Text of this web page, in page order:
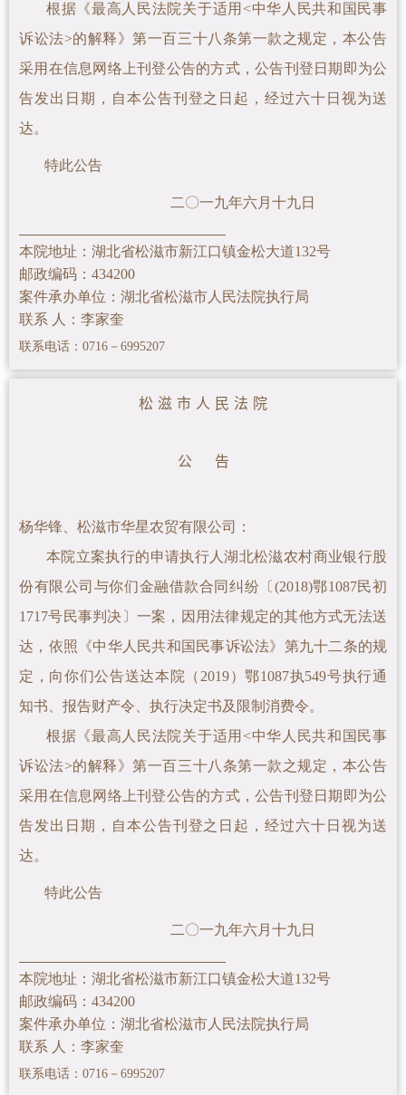
根据《最高人民法院关于适用<中华人民共和国民事
诉讼法>的解释》第一百三十八条第一款之规定，本公告
采用在信息网络上刊登公告的方式，公告刊登日期即为公
告发出日期，自本公告刊登之日起，经过六十日视为送
达。
特此公告
二〇一九年六月十九日
本院地址：湖北省松滋市新江口镇金松大道132号
邮政编码：434200
案件承办单位：湖北省松滋市人民法院执行局
联系 人：李家奎
联系电话：0716－6995207
松 滋 市 人 民 法 院
公 告
杨华锋、松滋市华星农贸有限公司
：
本院立案执行的申请执行人湖北松滋农村商业银行股
份有限公司与你们金融借款合同纠纷〔(2018)鄂1087民初
1717号民事判决〕一案 ，因用法律规定的其他方式无法送
达，依照《中华人民共和国民事诉讼法》第九十二条的规
定，向你们公告送达本院（2019）鄂1087执549号执行通
知书、报告财产令、 执行决定书及限制消费令。
根据《最高人民法院关于适用<中华人民共和国民事
诉讼法>的解释》第一百三十八条第一款之规定，本公告
采用在信息网络上刊登公告的方式，公告刊登日期即为公
告发出日期，自本公告刊登之日起，经过六十日视为送
达。
特此公告
二〇一九年六月十九日
本院地址：湖北省松滋市新江口镇金松大道132号
邮政编码：434200
案件承办单位：湖北省松滋市人民法院执行局
联系 人：李家奎
联系电话：0716－6995207